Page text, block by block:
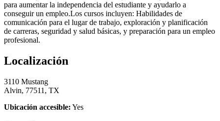
para aumentar la independencia del estudiante y ayudarlo a
conseguir un empleo.Los cursos incluyen: Habilidades de
comunicación para el lugar de trabajo, exploración y planificación
de carreras, seguridad y salud básicas, y preparación para un empleo
profesional.
Localización
3110 Mustang
Alvin, 77511, TX
Ubicación accesible: Yes